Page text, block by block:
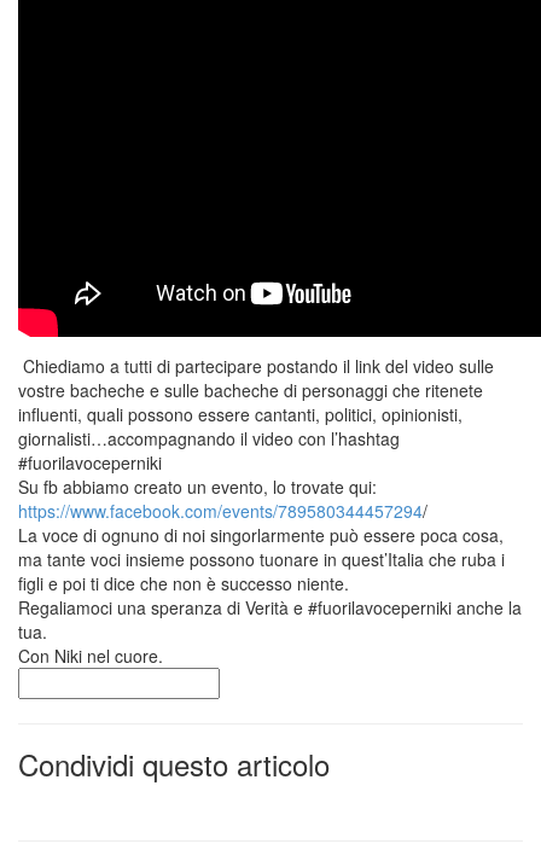
Chiediamo a tutti di partecipare postando il link del video sulle
vostre bacheche e sulle bacheche di personaggi che ritenete
influenti, quali possono essere cantanti, politici, opinionisti,
giornalisti…accompagnando il video con l’hashtag
#fuorilavoceperniki
Su fb abbiamo creato un evento, lo trovate qui:
https://www.facebook.com/events/789580344457294/
La voce di ognuno di noi singorlarmente può essere poca cosa,
ma tante voci insieme possono tuonare in quest’Italia che ruba i
figli e poi ti dice che non è successo niente.
Regaliamoci una speranza di Verità e #fuorilavoceperniki anche la
tua.
Con Niki nel cuore.
per:
Condividi questo articolo